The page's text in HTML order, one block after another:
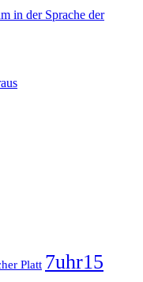
in der Sprache der
Platt 7uhr15